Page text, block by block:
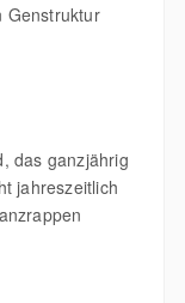
Genstruktur
das ganzjährig
jahreszeitlich